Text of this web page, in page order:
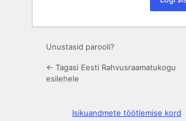
Unustasid parooli?
← Tagasi Eesti Rahvusraamatukogu
esilehele
Isikuandmete töötlemise kord